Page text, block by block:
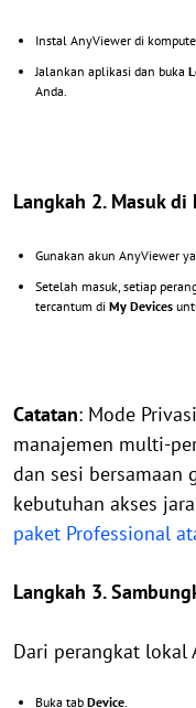
Instal AnyViewer di
Jalankan aplikasi dan buka
Anda.
Langkah 2. Masuk di
Gunakan akun AnyViewer
Setelah masuk, setiap
tercantum di My Devices
Catatan: Mode
manajemen multi-
dan sesi bersamaan
kebutuhan akses
paket Professional
Langkah 3.
Dari perangkat lokal
Buka tab Device.